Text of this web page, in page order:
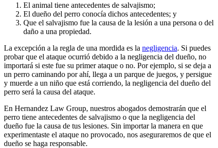
El animal tiene antecedentes de salvajismo;
El dueño del perro conocía dichos antecedentes; y
Que el salvajismo fue la causa de la lesión a una persona o del
daño a una propiedad.
La excepción a la regla de una mordida es la negligencia. Si puedes
probar que el ataque ocurrió debido a la negligencia del dueño, no
importará si este fue su primer ataque o no. Por ejemplo, si se deja a
un perro caminando por ahí, llega a un parque de juegos, y persigue
y muerde a un niño que está corriendo, la negligencia del dueño del
perro será la causa del ataque.
En Hernandez Law Group, nuestros abogados demostrarán que el
perro tiene antecedentes de salvajismo o que la negligencia del
dueño fue la causa de tus lesiones. Sin importar la manera en que
experimentaste el ataque no provocado, nos aseguraremos de que el
dueño se haga responsable.